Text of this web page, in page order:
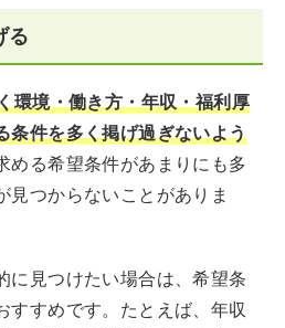
る
環境・働き方・年収・福利厚
条件を多く掲げ過ぎないよう
める希望条件があまりにも多
見つからないことがありま
に見つけたい場合は、希望条
すすめです。たとえば、年収